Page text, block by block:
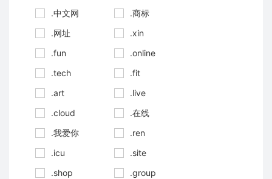
.中文网
.商标
.网址
.xin
.fun
.online
.tech
.fit
.art
.live
.cloud
.在线
.我爱你
.ren
.icu
.site
.shop
.group